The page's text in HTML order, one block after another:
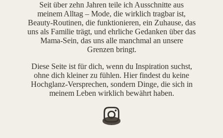
Seit über zehn Jahren teile ich Ausschnitte aus
meinem Alltag – Mode, die wirklich tragbar ist,
Beauty-Routinen, die funktionieren, ein Zuhause, das
uns als Familie trägt, und ehrliche Gedanken über das
Mama-Sein, das uns alle manchmal an unsere
Grenzen bringt.
Diese Seite ist für dich, wenn du Inspiration suchst,
ohne dich kleiner zu fühlen. Hier findest du keine
Hochglanz-Versprechen, sondern Dinge, die sich in
meinem Leben wirklich bewährt haben.